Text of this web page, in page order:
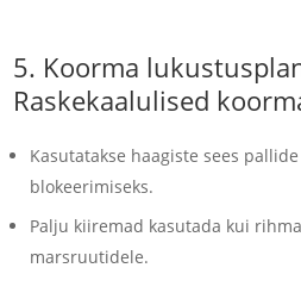
5. Koorma
Raskekaalulised
Kasutatakse haagiste sees
blokeerimiseks.
Palju kiiremad kasutada kui
marsruutidele.